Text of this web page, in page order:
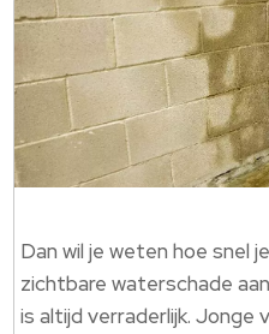
Dan wil je weten hoe snel
zichtbare waterschade
is altijd verraderlijk. Jonge